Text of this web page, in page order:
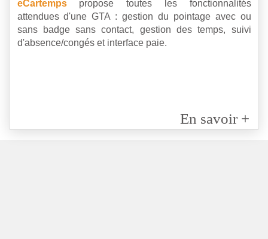
eCartempspropose toutes les fonctionnalités
attendues d'une GTA : gestion du pointage avec ou
sans badge sans contact, gestion des temps, suivi
d'absence/congés et interface paie.
En savoir +